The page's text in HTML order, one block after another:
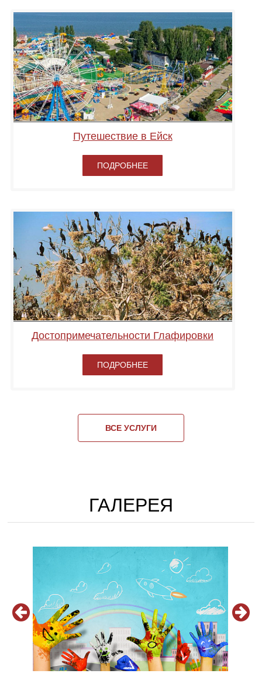
Путешествие в Ейск
ПОДРОБНЕЕ
Достопримечательности Глафировки
ПОДРОБНЕЕ
ВСЕ УСЛУГИ
ГАЛЕРЕЯ